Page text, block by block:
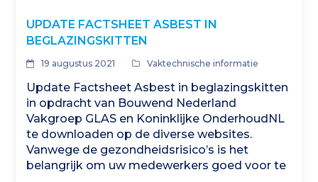
UPDATE FACTSHEET ASBEST IN
BEGLAZINGSKITTEN
19 augustus 2021 Vaktechnische informatie
Update Factsheet Asbest in beglazingskitten
in opdracht van Bouwend Nederland
Vakgroep GLAS en Koninklijke OnderhoudNL
te downloaden op de diverse websites.
Vanwege de gezondheidsrisico’s is het
belangrijk om uw medewerkers goed voor te